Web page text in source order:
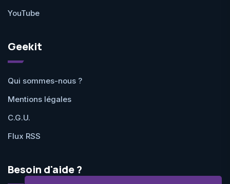
YouTube
Geekit
Qui sommes-nous ?
Mentions légales
C.G.U.
Flux RSS
Besoin d'aide ?